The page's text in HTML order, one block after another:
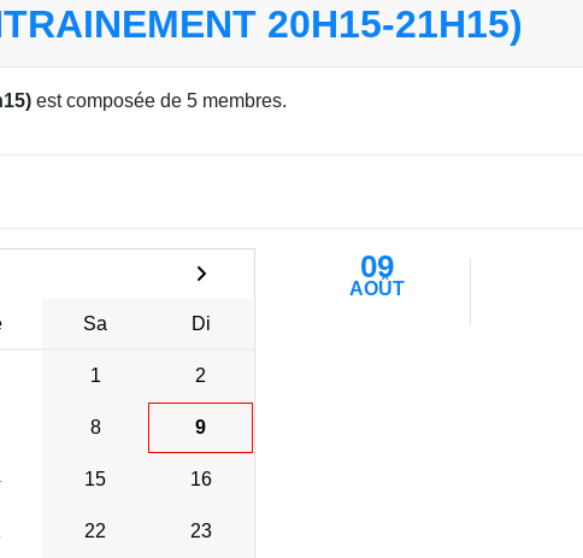
20H15-21H15)
est composée de 5 membres.
Sa Di
1 2
8 9
15 16
22 23
09
AOÛT